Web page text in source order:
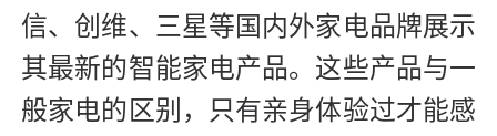
信、创维、三星等国内外家电品牌展示
其最新的智能家电产品。这些产品与一
般家电的区别，只有亲身体验过才能感